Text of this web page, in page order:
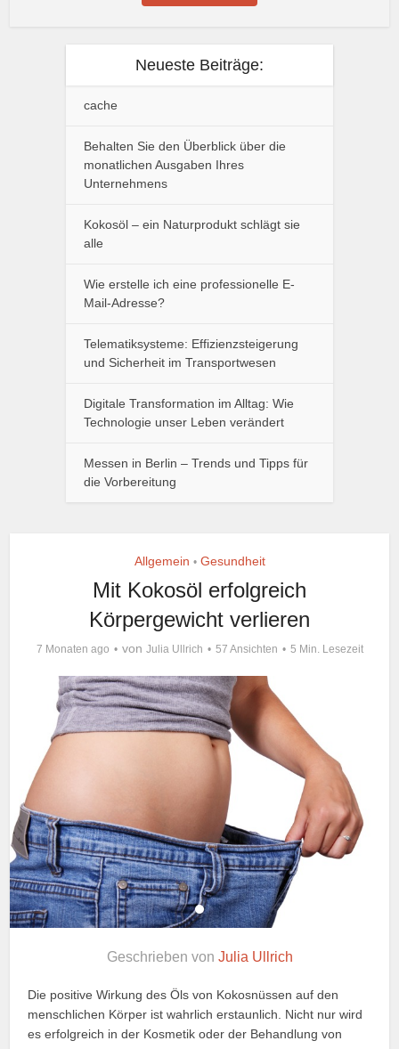
Neueste Beiträge:
cache
Behalten Sie den Überblick über die
monatlichen Ausgaben Ihres
Unternehmens
Kokosöl – ein Naturprodukt schlägt sie
alle
Wie erstelle ich eine professionelle E-
Mail-Adresse?
Telematiksysteme: Effizienzsteigerung
und Sicherheit im Transportwesen
Digitale Transformation im Alltag: Wie
Technologie unser Leben verändert
Messen in Berlin – Trends und Tipps für
die Vorbereitung
Allgemein • Gesundheit
Mit Kokosöl erfolgreich
Körpergewicht verlieren
7 Monaten ago von Julia Ullrich 57 Ansichten 5 Min. Lesezeit
Geschrieben von Julia Ullrich
Die positive Wirkung des Öls von Kokosnüssen auf den
menschlichen Körper ist wahrlich erstaunlich. Nicht nur wird
es erfolgreich in der Kosmetik oder der Behandlung von